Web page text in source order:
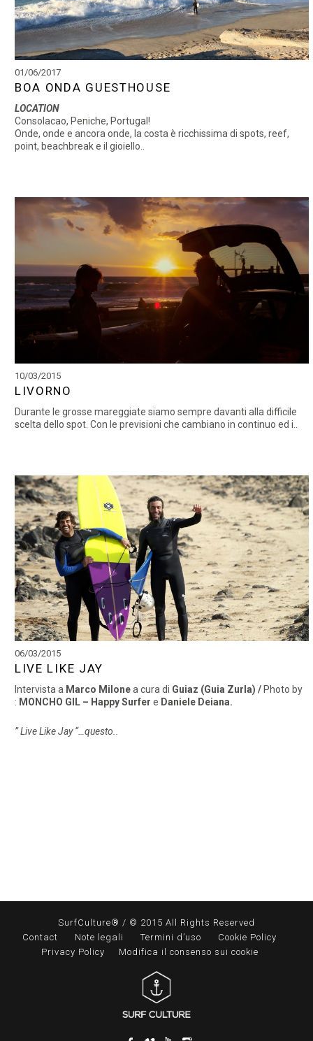
01/06/2017
BOA ONDA GUESTHOUSE
LOCATION
Consolacao, Peniche, Portugal!
Onde, onde e ancora onde, la costa è ricchissima di spots, reef,
point, beachbreak e il gioiello..
10/03/2015
LIVORNO
Durante le grosse mareggiate siamo sempre davanti alla difficile
scelta dello spot. Con le previsioni che cambiano in continuo ed i..
06/03/2015
LIVE LIKE JAY
Intervista a Marco Milonea cura di Guiaz (Guia Zurla) / Photo by
: MONCHO GIL – Happy Surfer e Daniele Deiana.
” Live Like Jay “…questo..
SurfCulture® / © 2015 All Rights Reserved
Contact
Note legali Termini d’uso
Cookie Policy
Privacy Policy
Modifica il consenso sui cookie